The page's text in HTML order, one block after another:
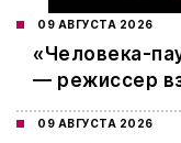
09 АВГУСТА 2026
«Человека-
— режиссер
09 АВГУСТА 2026